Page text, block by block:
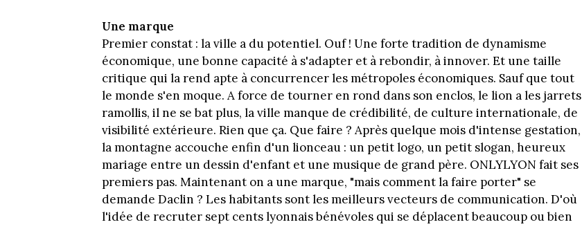
Une marque
Premier constat : la ville a du potentiel. Ouf ! Une forte tradition de dynamisme
économique, une bonne capacité à s'adapter et à rebondir, à innover. Et une taille
critique qui la rend apte à concurrencer les métropoles économiques. Sauf que tout
le monde s'en moque. A force de tourner en rond dans son enclos, le lion a les jarrets
ramollis, il ne se bat plus, la ville manque de crédibilité, de culture internationale, de
visibilité extérieure. Rien que ça. Que faire ? Après quelque mois d'intense gestation,
la montagne accouche enfin d'un lionceau : un petit logo, un petit slogan, heureux
mariage entre un dessin d'enfant et une musique de grand père. ONLYLYON fait ses
premiers pas. Maintenant on a une marque, "mais comment la faire porter" se
demande Daclin ? Les habitants sont les meilleurs vecteurs de communication. D'où
l'idée de recruter sept cents lyonnais bénévoles qui se déplacent beaucoup ou bien